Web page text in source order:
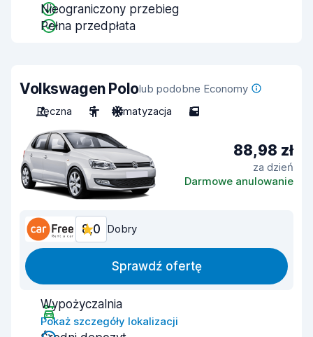
Nieograniczony przebieg
Pełna przedpłata
Volkswagen Pololub podobne Economy
Ręczna
5 Klimatyzacja 5
88,98 zł
za dzień
Darmowe anulowanie
8,0 Dobry
Sprawdź ofertę
Wypożyczalnia
Pokaż szczegóły lokalizacji